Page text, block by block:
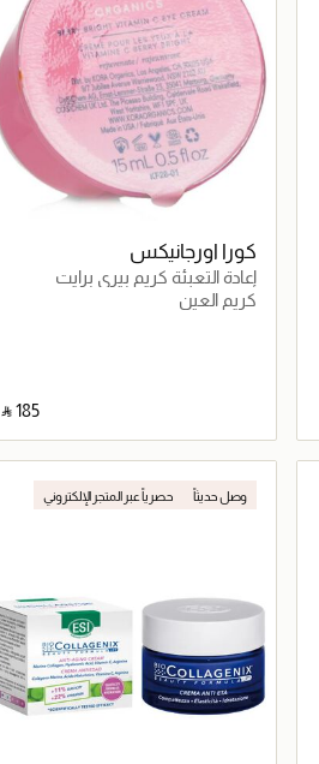
كورا اورجانيكس
إعادة التعبئة كريم بيري برايت
فيتامين سي للعين
كريم العين
‎ ⃁ ⁦185⁩ ‎
جاري تحميل التفاصيل
وصل حديثاً حصرياً عبر المتجر الإلكتروني